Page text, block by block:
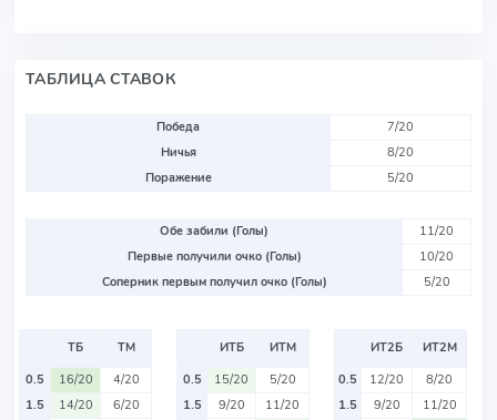
ТАБЛИЦА СТАВОК
Победа
7/20
Ничья
8/20
Поражение
5/20
Обе забили (Голы)
11/20
Первые получили очко (Голы)
10/20
Соперник первым получил очко (Голы)
5/20
ТБ
ТМ
0.5
16/20
4/20
1.5
14/20
6/20
ИТБ
ИТМ
0.5
15/20
5/20
1.5
9/20
11/20
ИТ2Б
ИТ2М
0.5
12/20
8/20
1.5
9/20
11/20